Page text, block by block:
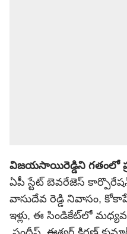
విజయసాయిరెడ్డిని గతంలో
ఏపీ స్టేట్ బెవరేజెస్
వాసుదేవ రెడ్డి నివాసం,
ఇళ్లు, ఈ సిండికేట్‌లో